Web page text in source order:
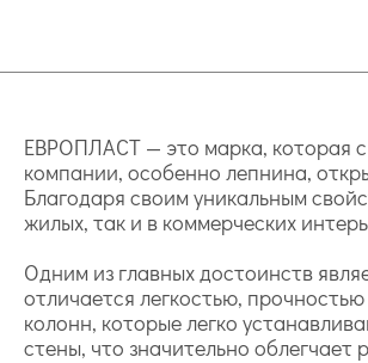
ЕВРОПЛАСТ — это марка, которая
компании, особенно лепнина,
Благодаря своим уникальным
жилых, так и в коммерческих
Одним из главных достоинств
отличается легкостью,
колонн, которые легко
стены, что значительно облегчает